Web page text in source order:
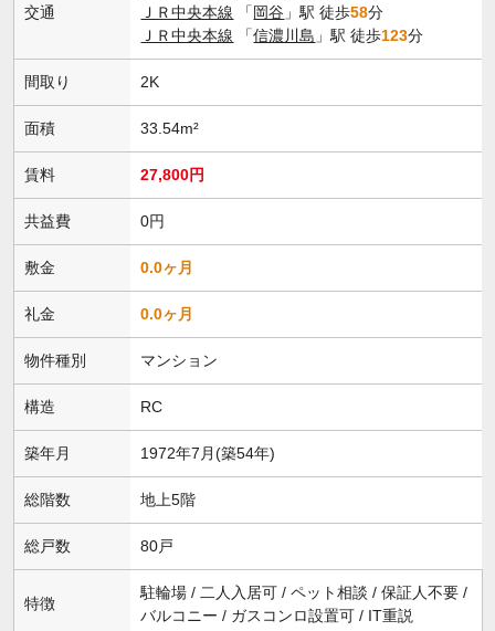
交通
ＪＲ中央本線 「 岡谷 」駅 徒歩58分
ＪＲ中央本線 「信濃川島 」駅 徒歩123分
間取り 2K
面積 33.54m²
賃料 27,800円
共益費 0円
敷金 0.0ヶ月
礼金 0.0ヶ月
物件種別 マンション
構造 RC
築年月 1972年7月(築54年)
総階数 地上5階
総戸数 80戸
特徴
駐輪場 / 二人入居可 / ペット相談 / 保証人不要 /
バルコニー / ガスコンロ設置可 / IT重説